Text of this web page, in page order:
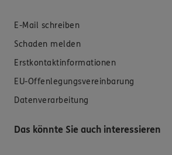
E-Mail schreiben
Schaden melden
Erstkontaktinformationen
EU-Offenlegungsvereinbarung
Datenverarbeitung
Das könnte Sie auch interessieren